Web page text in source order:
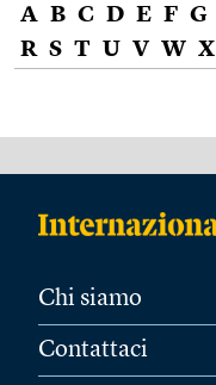
A B C D E F G
R S T U V W X
Chi siamo
Contattaci